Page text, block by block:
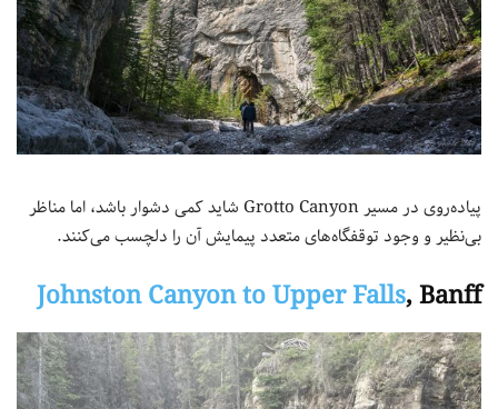
پیاده‌روی در مسیر Grotto Canyon شاید کمی دشوار باشد، اما مناظر
بی‌نظیر و وجود توقفگاه‌های متعدد پیمایش آن را دلچسب می‌کنند.
Johnston Canyon to Upper Falls, Banff